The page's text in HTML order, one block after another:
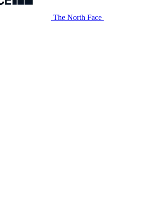
The North Face